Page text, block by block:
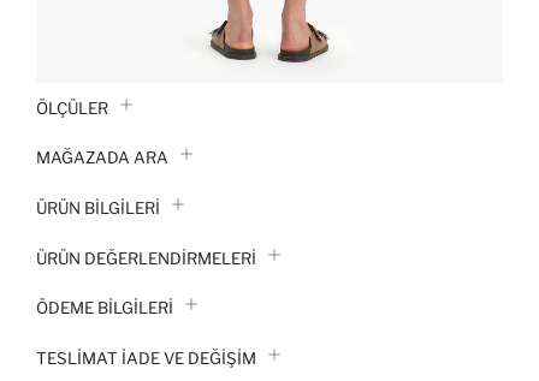
ÖLÇÜLER
MAĞAZADA ARA
ÜRÜN BILGILERI
ÜRÜN DEĞERLENDİRMELERİ
ÖDEME BİLGİLERİ
TESLIMAT İADE VE DEĞIŞIM